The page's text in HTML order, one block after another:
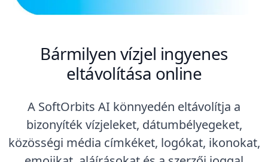
Bármilyen vízjel ingyenes
eltávolítása online
A SoftOrbits AI könnyedén eltávolítja a
bizonyíték vízjeleket, dátumbélyegeket,
közösségi média címkéket, logókat, ikonokat,